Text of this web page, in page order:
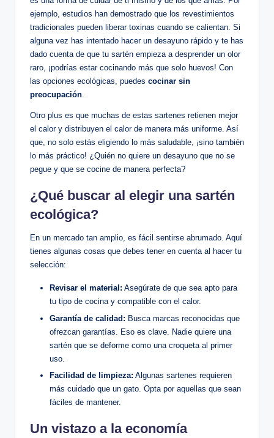
ejemplo, estudios han demostrado que los revestimientos
tradicionales pueden liberar toxinas cuando se calientan. Si
alguna vez has intentado hacer un desayuno rápido y te has
dado cuenta de que tu sartén empieza a desprender un olor
raro, ¡podrías estar cocinando más que solo huevos! Con
las opciones ecológicas, puedes cocinar sin
preocupación.
Otro plus es que muchas de estas sartenes retienen mejor
el calor y distribuyen el calor de manera más uniforme. Así
que, no solo estás eligiendo lo más saludable, ¡sino también
lo más práctico! ¿Quién no quiere un desayuno que no se
pegue y que se cocine de manera perfecta?
¿Qué buscar al elegir una sartén
ecológica?
En un mercado tan amplio, es fácil sentirse abrumado. Aquí
tienes algunas cosas que debes tener en cuenta al hacer tu
selección:
Revisar el material: Asegúrate de que sea apto para
tu tipo de cocina y compatible con el calor.
Garantía de calidad: Busca marcas reconocidas que
ofrezcan garantías. Eso es clave. Nadie quiere una
sartén que se deforme como una croqueta al primer
uso.
Facilidad de limpieza: Algunas sartenes requieren
más cuidado que un gato. Opta por aquellas que sean
fáciles de mantener.
Un vistazo a la economía